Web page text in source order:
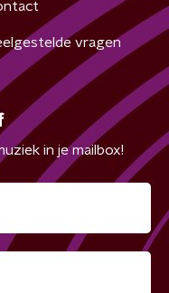
vragen
in je mailbox!